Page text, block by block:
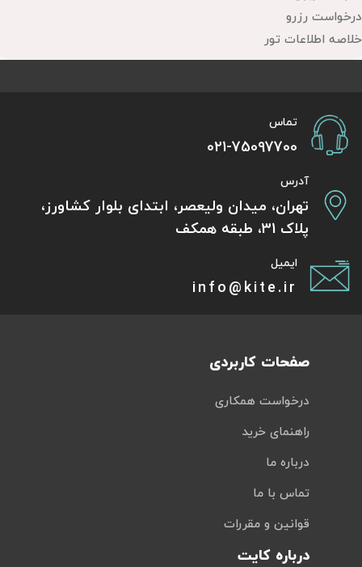
درخواست رزرو
خلاصه اطلاعات تور
تماس
021-75097700
آدرس
تهران، میدان ولیعصر، ابتدای بلوار کشاورز،
پلاک 31، طبقه همکف
ایمیل
info@kite.ir
صفحات کاربردی
درخواست همکاری
راهنمای خرید
درباره ما
تماس با ما
قوانین و مقررات
درباره کایت